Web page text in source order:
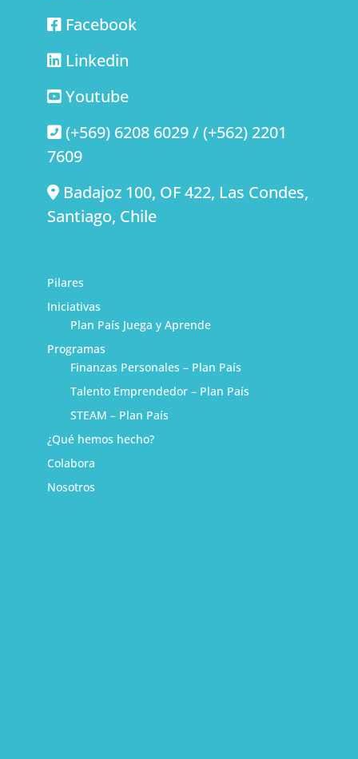
Facebook
Linkedin
Youtube
(+569) 6208 6029 / (+562) 2201
7609
Badajoz 100, OF 422, Las Condes,
Santiago, Chile
Pilares
Iniciativas
Plan País Juega y Aprende
Programas
Finanzas Personales – Plan País
Talento Emprendedor – Plan País
STEAM – Plan País
¿Qué hemos hecho?
Colabora
Nosotros